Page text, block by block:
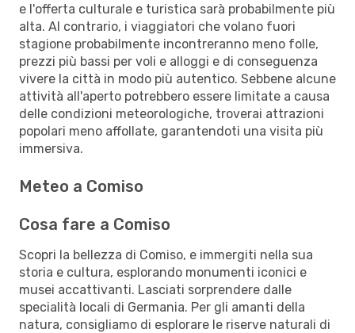
e l'offerta culturale e turistica sarà probabilmente più
alta. Al contrario, i viaggiatori che volano fuori
stagione probabilmente incontreranno meno folle,
prezzi più bassi per voli e alloggi e di conseguenza
vivere la città in modo più autentico. Sebbene alcune
attività all'aperto potrebbero essere limitate a causa
delle condizioni meteorologiche, troverai attrazioni
popolari meno affollate, garantendoti una visita più
immersiva.
Meteo a Comiso
Cosa fare a Comiso
Scopri la bellezza di Comiso, e immergiti nella sua
storia e cultura, esplorando monumenti iconici e
musei accattivanti. Lasciati sorprendere dalle
specialità locali di Germania. Per gli amanti della
natura, consigliamo di esplorare le riserve naturali di